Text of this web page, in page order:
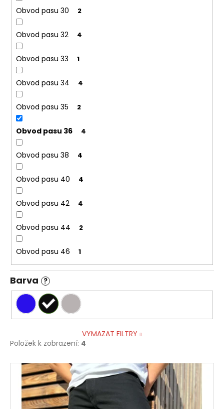
Obvod pasu 30 2
Obvod pasu 32 4
Obvod pasu 33 1
Obvod pasu 34 4
Obvod pasu 35 2
Obvod pasu 36 4
Obvod pasu 38 4
Obvod pasu 40 4
Obvod pasu 42 4
Obvod pasu 44 2
Obvod pasu 46 1
Barva ?
VYMAZAT FILTRY
Položek k zobrazení: 4
V